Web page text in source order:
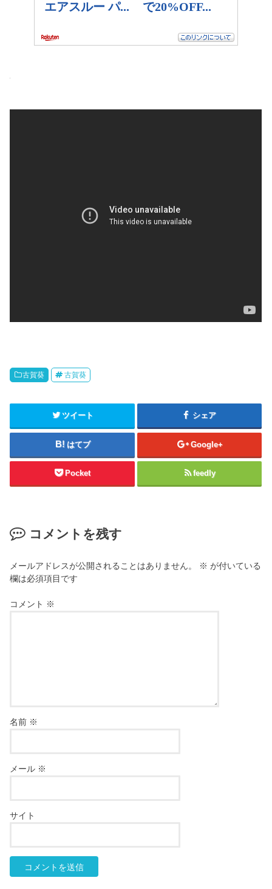
古賀葵 古賀葵
ツイート シェア
はてブ Google+
Pocket feedly
コメントを残す
メールアドレスが公開されることはありません。 ※ が付いている
欄は必須項目です
コメント ※
名前 ※
メール ※
サイト